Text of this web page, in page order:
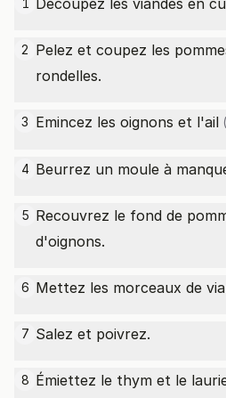
1 Découpez les viandes en
2 Pelez et coupez les
rondelles.
3 Emincez les oignons et l'ail
4 Beurrez un moule à
5 Recouvrez le fond de
d'oignons.
6 Mettez les morceaux de
7 Salez et poivrez.
8 Émiettez le thym et le